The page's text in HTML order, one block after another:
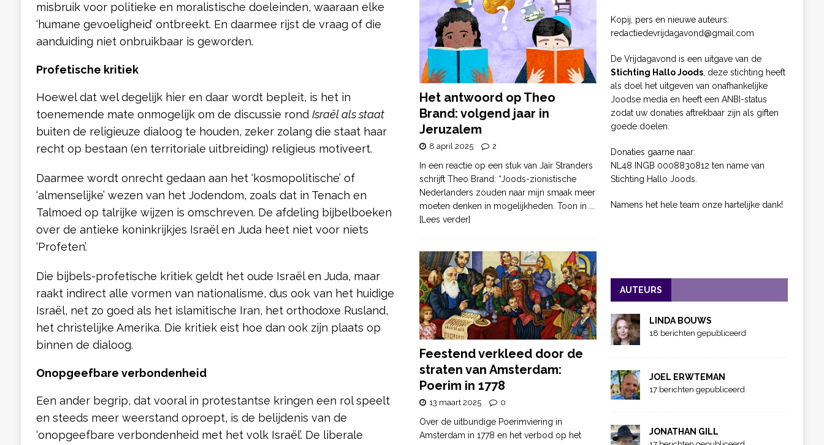
misbruik voor politieke en moralistische doeleinden, waaraan elke
‘humane gevoeligheid’ ontbreekt. En daarmee rijst de vraag of die
aanduiding niet onbruikbaar is geworden.
Profetische kritiek
Hoewel dat wel degelijk hier en daar wordt bepleit, is het in
toenemende mate onmogelijk om de discussie rond Israël als staat
buiten de religieuze dialoog te houden, zeker zolang die staat haar
recht op bestaan (en territoriale uitbreiding) religieus motiveert.
Daarmee wordt onrecht gedaan aan het ‘kosmopolitische’ of
‘almenselijke’ wezen van het Jodendom, zoals dat in Tenach en
Talmoed op talrijke wijzen is omschreven. De afdeling bijbelboeken
over de antieke koninkrijkjes Israël en Juda heet niet voor niets
‘Profeten’.
Die bijbels-profetische kritiek geldt het oude Israël en Juda, maar
raakt indirect alle vormen van nationalisme, dus ook van het huidige
Israël, net zo goed als het islamitische Iran, het orthodoxe Rusland,
het christelijke Amerika. Die kritiek eist hoe dan ook zijn plaats op
binnen de dialoog.
Onopgeefbare verbondenheid
Een ander begrip, dat vooral in protestantse kringen een rol speelt
en steeds meer weerstand oproept, is de belijdenis van de
‘onopgeefbare verbondenheid met het volk Israël’. De liberale
Het antwoord op Theo
Brand: volgend jaar in
Jeruzalem
8 april 2025 2
In een reactie op een stuk van Jaïr Stranders
schrijft Theo Brand: “Joods-zionistische
Nederlanders zouden naar mijn smaak meer
moeten denken in mogelijkheden. Toon in
[Lees verder]
Feestend verkleed door de
straten van Amsterdam:
Poerim in 1778
13 maart 2025 0
Over de uitbundige Poerimviering in
Amsterdam in 1778 en het verbod op het
Kopij, pers en nieuwe auteurs:
redactiedevrijdagavond@gmail.com
De Vrijdagavond is een uitgave van de
Stichting Hallo Joods, deze stichting heeft
als doel het uitgeven van onafhankelijke
Joodse media en heeft een ANBI-status
zodat uw donaties aftrekbaar zijn als giften
goede doelen.
Donaties gaarne naar:
NL48 INGB 0008830812 ten name van
Stichting Hallo Joods.
Namens het hele team onze hartelijke dank!
AUTEURS
LINDA BOUWS
18 berichten gepubliceerd
JOEL ERWTEMAN
17 berichten gepubliceerd
JONATHAN GILL